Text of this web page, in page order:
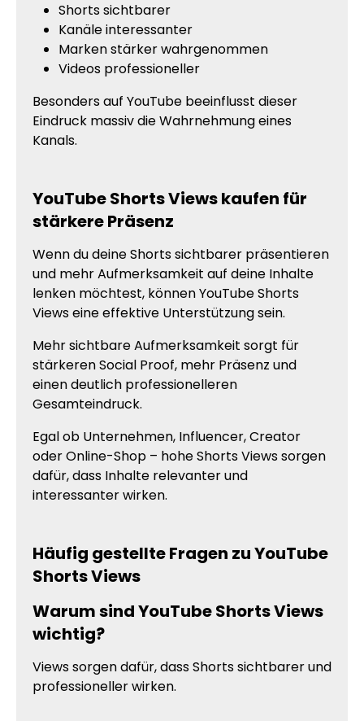
Shorts sichtbarer
Kanäle interessanter
Marken stärker wahrgenommen
Videos professioneller
Besonders auf YouTube beeinflusst dieser
Eindruck massiv die Wahrnehmung eines
Kanals.
YouTube Shorts Views kaufen für
stärkere Präsenz
Wenn du deine Shorts sichtbarer präsentieren
und mehr Aufmerksamkeit auf deine Inhalte
lenken möchtest, können YouTube Shorts
Views eine effektive Unterstützung sein.
Mehr sichtbare Aufmerksamkeit sorgt für
stärkeren Social Proof, mehr Präsenz und
einen deutlich professionelleren
Gesamteindruck.
Egal ob Unternehmen, Influencer, Creator
oder Online-Shop – hohe Shorts Views sorgen
dafür, dass Inhalte relevanter und
interessanter wirken.
Häufig gestellte Fragen zu YouTube
Shorts Views
Warum sind YouTube Shorts Views
wichtig?
Views sorgen dafür, dass Shorts sichtbarer und
professioneller wirken.